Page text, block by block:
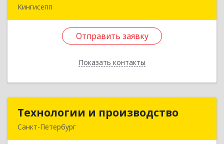
Кингисепп
Отправить заявку
Показать контакты
Маркса пр-кт, дом № 39, пом.15/2Н
Технологии и производство
Санкт-Петербург
Технологии и производство